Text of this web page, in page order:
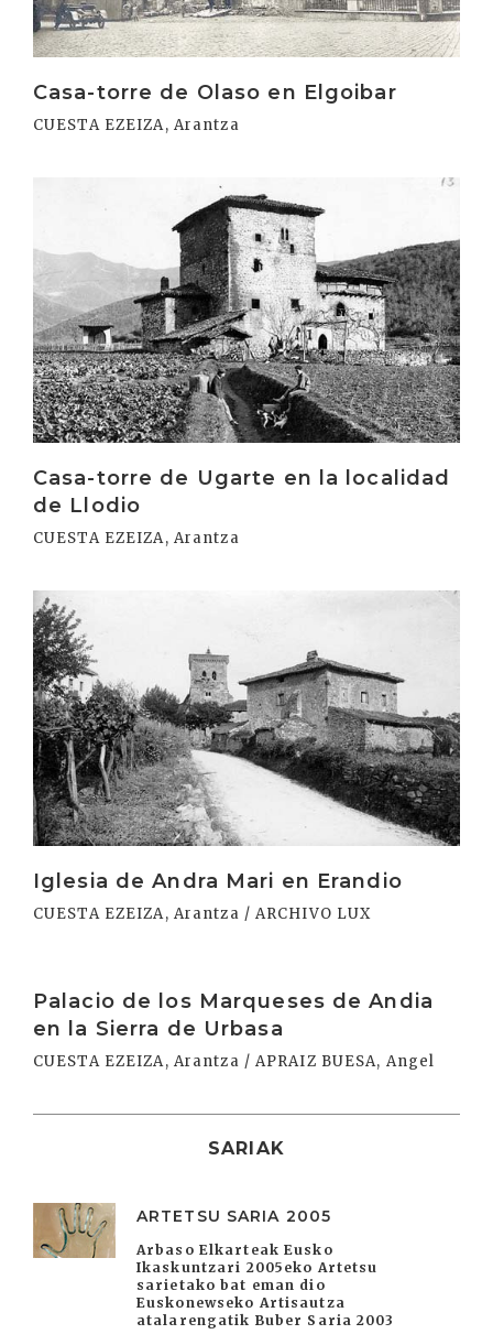
Casa-torre de Olaso en Elgoibar
CUESTA EZEIZA, Arantza
Casa-torre de Ugarte en la localidad
de Llodio
CUESTA EZEIZA, Arantza
Iglesia de Andra Mari en Erandio
CUESTA EZEIZA, Arantza / ARCHIVO LUX
Irakurri
Palacio de los Marqueses de Andia
en la Sierra de Urbasa
CUESTA EZEIZA, Arantza / APRAIZ BUESA, Angel
SARIAK
ARTETSU SARIA 2005
Arbaso Elkarteak Eusko
Ikaskuntzari 2005eko Artetsu
sarietako bat eman dio
Euskonewseko Artisautza
atalarengatik Buber Saria 2003